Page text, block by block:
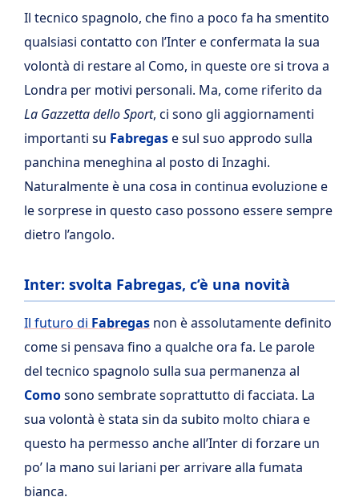
Il tecnico spagnolo, che fino a poco fa ha smentito
qualsiasi contatto con l’Inter e confermata la sua
volontà di restare al Como, in queste ore si trova a
Londra per motivi personali. Ma, come riferito da
La Gazzetta dello Sport, ci sono gli aggiornamenti
importanti su Fabregase sul suo approdo sulla
panchina meneghina al posto di Inzaghi.
Naturalmente è una cosa in continua evoluzione e
le sorprese in questo caso possono essere sempre
dietro l’angolo.
Inter: svolta Fabregas, c’è una novità
Il futuro di Fabregas non è assolutamente definito
come si pensava fino a qualche ora fa. Le parole
del tecnico spagnolo sulla sua permanenza al
Comosono sembrate soprattutto di facciata. La
sua volontà è stata sin da subito molto chiara e
questo ha permesso anche all’Inter di forzare un
po’ la mano sui lariani per arrivare alla fumata
bianca.